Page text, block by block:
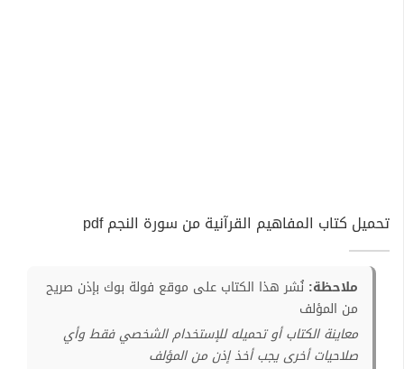
تحميل كتاب المفاهيم القرآنية من سورة النجم pdf
ملاحظة: نُشر هذا الكتاب على موقع فولة بوك بإذن صريح
من المؤلف
معاينة الكتاب أو تحميله للإستخدام الشخصي فقط وأي
صلاحيات أخرى يجب أخذ إذن من المؤلف